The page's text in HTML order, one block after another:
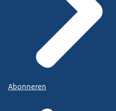
Abonneren